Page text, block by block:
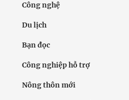
Công nghệ
Du lịch
Bạn đọc
Công nghiệp hỗ trợ
Nông thôn mới